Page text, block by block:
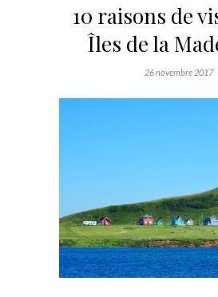
10 raisons de
Îles de la
26 novembre 2017